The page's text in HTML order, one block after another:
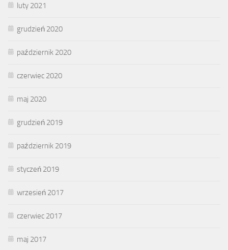
luty 2021
grudzień 2020
październik 2020
czerwiec 2020
maj 2020
grudzień 2019
październik 2019
styczeń 2019
wrzesień 2017
czerwiec 2017
maj 2017